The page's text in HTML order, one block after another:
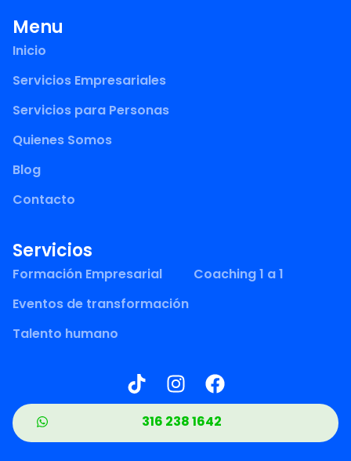
Menu
Inicio
Servicios Empresariales
Servicios para Personas
Quienes Somos
Blog
Contacto
Servicios
Formación Empresarial
Coaching 1 a 1
Eventos de transformación
Talento humano
316 238 1642